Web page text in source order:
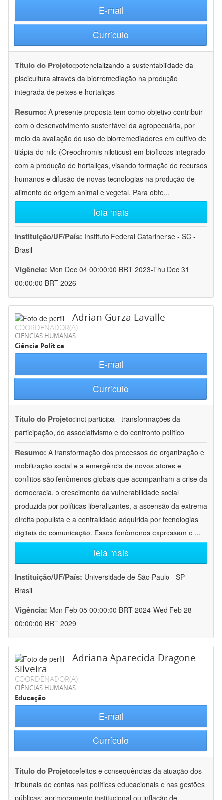
E-mail
Currículo
Título do Projeto:potencializando a sustentabilidade da
piscicultura através da biorremediação na produção
integrada de peixes e hortaliças
Resumo: A presente proposta tem como objetivo contribuir
com o desenvolvimento sustentável da agropecuária, por
meio da avaliação do uso de biorremediadores em cultivo de
tilápia-do-nilo (Oreochromis niloticus) em bioflocos integrado
com a produção de hortaliças, visando formação de recursos
humanos e difusão de novas tecnologias na produção de
alimento de origem animal e vegetal. Para obte...
leia mais
Instituição/UF/País: Instituto Federal Catarinense - SC -
Brasil
Vigência: Mon Dec 04 00:00:00 BRT 2023-Thu Dec 31
00:00:00 BRT 2026
Adrian Gurza Lavalle
COORDENADOR(A)
CIÊNCIAS HUMANAS
Ciência Política
E-mail
Currículo
Título do Projeto:inct participa - transformações da
participação, do associativismo e do confronto político
Resumo: A transformação dos processos de organização e
mobilização social e a emergência de novos atores e
conflitos são fenômenos globais que acompanham a crise da
democracia, o crescimento da vulnerabilidade social
produzida por políticas liberalizantes, a ascensão da extrema
direita populista e a centralidade adquirida por tecnologias
digitais de comunicação. Esses fenômenos expressam e ...
leia mais
Instituição/UF/País: Universidade de São Paulo - SP -
Brasil
Vigência: Mon Feb 05 00:00:00 BRT 2024-Wed Feb 28
00:00:00 BRT 2029
Adriana Aparecida Dragone
Silveira
COORDENADOR(A)
CIÊNCIAS HUMANAS
Educação
E-mail
Currículo
Título do Projeto:efeitos e consequências da atuação dos
tribunais de contas nas políticas educacionais e nas gestões
públicas: aprimoramento institucional ou inflação de